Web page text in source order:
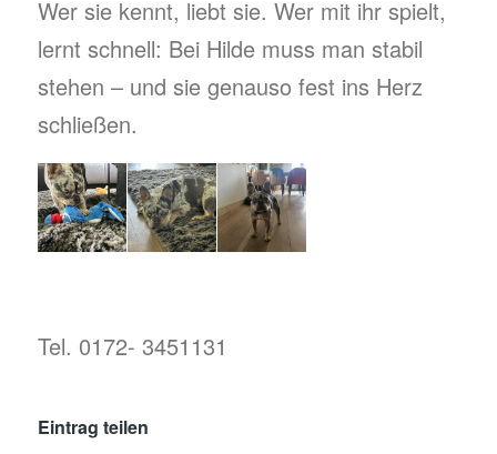
Wer sie kennt, liebt sie. Wer mit ihr spielt,
lernt schnell: Bei Hilde muss man stabil
stehen – und sie genauso fest ins Herz
schließen.
Tel. 0172- 3451131
Eintrag teilen